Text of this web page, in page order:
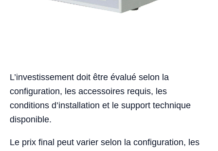
L’investissement doit être évalué selon la
configuration, les accessoires requis, les
conditions d’installation et le support technique
disponible.
Le prix final peut varier selon la configuration, les